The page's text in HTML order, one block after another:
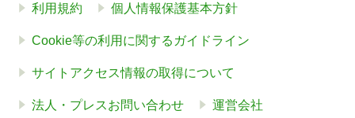
利用規約 個人情報保護基本方針
Cookie等の利用に関するガイドライン
サイトアクセス情報の取得について
法人・プレスお問い合わせ 運営会社